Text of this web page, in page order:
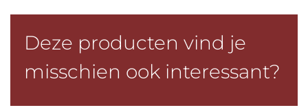
Deze producten vind je
misschien ook interessant?